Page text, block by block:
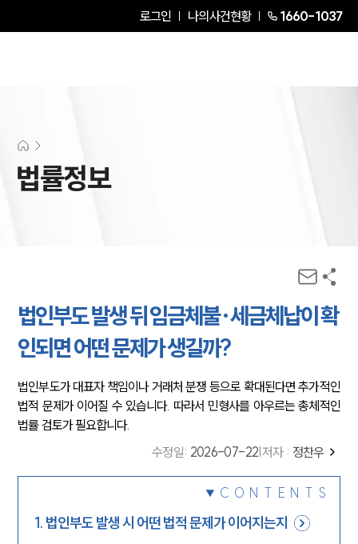
로그인 나의사건현황 1660-1037
법률정보
법인부도 발생 뒤 임금체불·세금체납이 확
인되면 어떤 문제가 생길까?
법인부도가 대표자 책임이나 거래처 분쟁 등으로 확대된다면 추가적인
법적 문제가 이어질 수 있습니다. 따라서 민형사를 아우르는 총체적인
법률 검토가 필요합니다.
수정일: 2026-07-22 저자 : 정찬우
CONTENTS
1. 법인부도 발생 시 어떤 법적 문제가 이어지는지